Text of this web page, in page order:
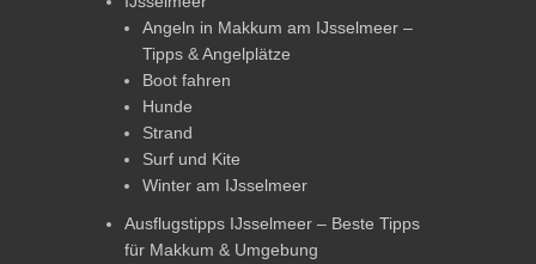
Angeln in Makkum am IJsselmeer –
Tipps & Angelplätze
Boot fahren
Hunde
Strand
Surf und Kite
Winter am IJsselmeer
Ausflugstipps IJsselmeer – Beste Tipps
für Makkum & Umgebung